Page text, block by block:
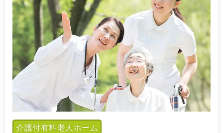
介護付有料老人ホーム